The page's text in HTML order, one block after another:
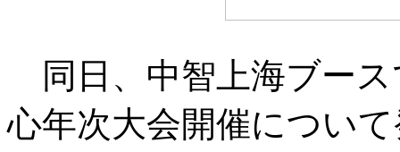
同日、中智上海ブー
心年次大会開催につい